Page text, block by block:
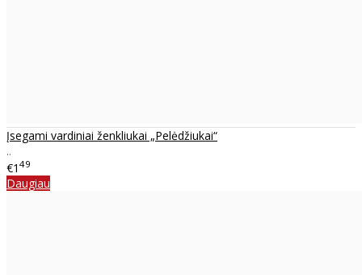
Įsegami vardiniai ženkliukai „Pelėdžiukai“
..
€1 49
Daugiau